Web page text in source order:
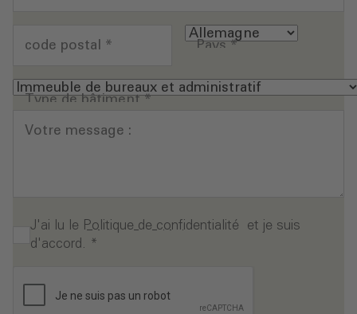
code postal * Pays*
Type de bâtiment*
Votre message :
J'ai lu le Politique de confidentialité et je suis
d'accord. *